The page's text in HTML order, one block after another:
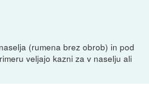
(rumena brez obrob) in pod
veljajo kazni za v naselju ali